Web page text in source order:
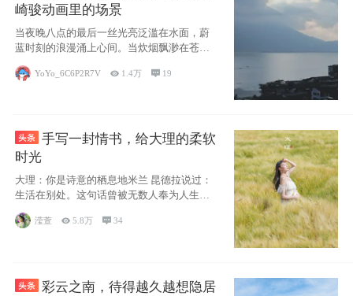
崎骏动画里的场景
当夜晚八点的最后一丝光亮泛滥在水面，蔚
蓝时刻的浪漫涌上心间。当炊烟飘渺在苍山
YoYo_6C6P2R7V  1.4万  19
手写一封情书，给大理的柔软
时光
大理：你是诗意的栖息地米兰 昆德拉说过：
生活在别处。这句话曾被无数人奉为人生信
条，并
滢萱 5.8万 34
彩云之南，待得越久越想隐居